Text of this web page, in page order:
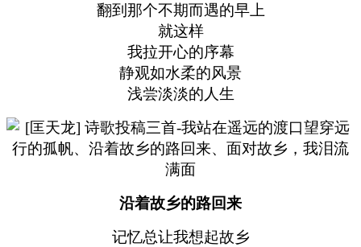
翻到那个不期而遇的早上
就这样
我拉开心的序幕
静观如水柔的风景
浅尝淡淡的人生
沿着故乡的路回来
记忆总让我想起故乡